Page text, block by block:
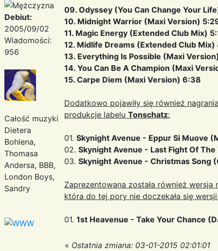
Debiut:
2005/09/02
Wiadomości:
956
Całość muzyki
Dietera
Bohlena,
Thomasa
Andersa, BBB,
London Boys,
Sandry
09. Odyssey (You Can Change Your
10. Midnight Warrior (Maxi Version)
11. Magic Energy (Extended Club Mix)
12. Midlife Dreams (Extended Club Mix)
13. Everything Is Possible (Maxi
14. You Can Be A Champion (Maxi
15. Carpe Diem (Maxi Version) 6:38
Dodatkowo pojawiły się również
produkcje labelu Tonschatz:
01. Skynight Avenue ‎- Eppur Si Muove
02. Skynight Avenue ‎- Last Fight Of
03. Skynight Avenue ‎- Christmas Song
Zaprezentowana została również wersja
która do tej pory nie doczekała się
01. 1st Heavenue - Take Your Chance
« Ostatnia zmiana: 03-01-2015 02:01:01